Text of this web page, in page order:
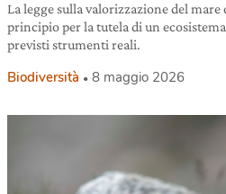
La legge sulla valorizzazione del
principio per la tutela di un
previsti strumenti reali.
Biodiversità 8 maggio 2026